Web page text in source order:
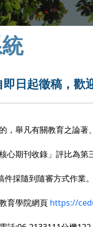
日起徵稿，歡
舉凡有關教育之論著
期刊收錄」評比為第
採隨到隨審方式作業。
育學院網頁 https://